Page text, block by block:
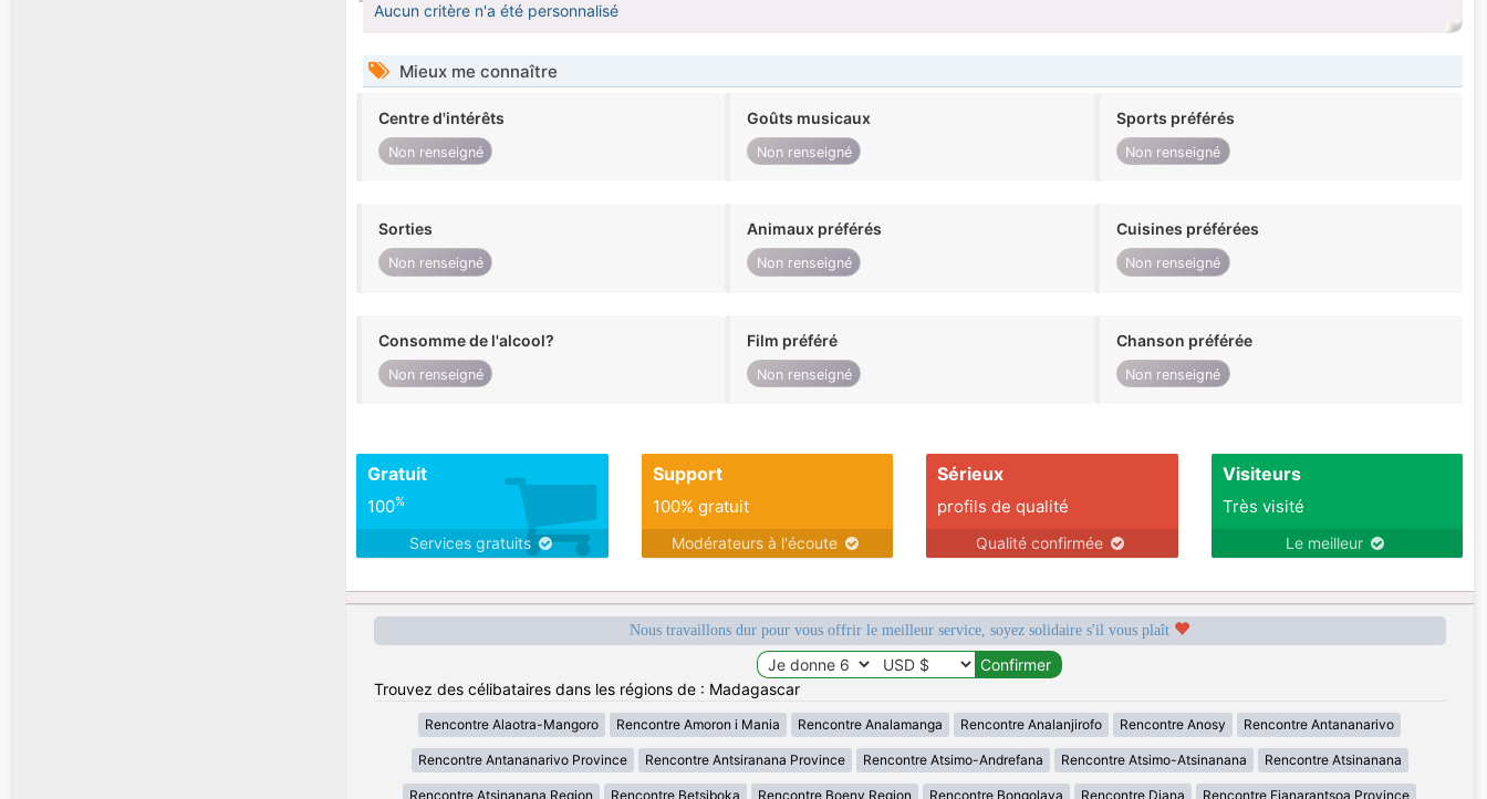
Aucun critère n'a été personnalisé
Mieux me connaître
Centre d'intérêts
Non renseigné
Goûts musicaux
Non renseigné
Sports préférés
Non renseigné
Sorties
Non renseigné
Animaux préférés
Non renseigné
Cuisines préférées
Non renseigné
Consomme de l'alcool?
Non renseigné
Film préféré
Non renseigné
Chanson préférée
Non renseigné
Gratuit
100%
Services gratuits
Support
100% gratuit
Modérateurs à l'écoute
Sérieux
profils de qualité
Qualité confirmée
Visiteurs
Très visité
Le meilleur
Nous travaillons dur pour vous offrir le meilleur service, soyez solidaire s'il vous plaît
Trouvez des célibataires dans les régions de : Madagascar
Rencontre Alaotra-Mangoro Rencontre Amoron i Mania Rencontre Analamanga Rencontre Analanjirofo Rencontre Anosy Rencontre Antananarivo
Rencontre Antananarivo Province Rencontre Antsiranana Province Rencontre Atsimo-Andrefana Rencontre Atsimo-Atsinanana Rencontre Atsinanana
Rencontre Atsinanana Region Rencontre Betsiboka Rencontre Boeny Region Rencontre Bongolava Rencontre Diana Rencontre Fianarantsoa Province